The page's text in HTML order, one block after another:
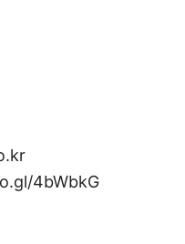
4bWbkG